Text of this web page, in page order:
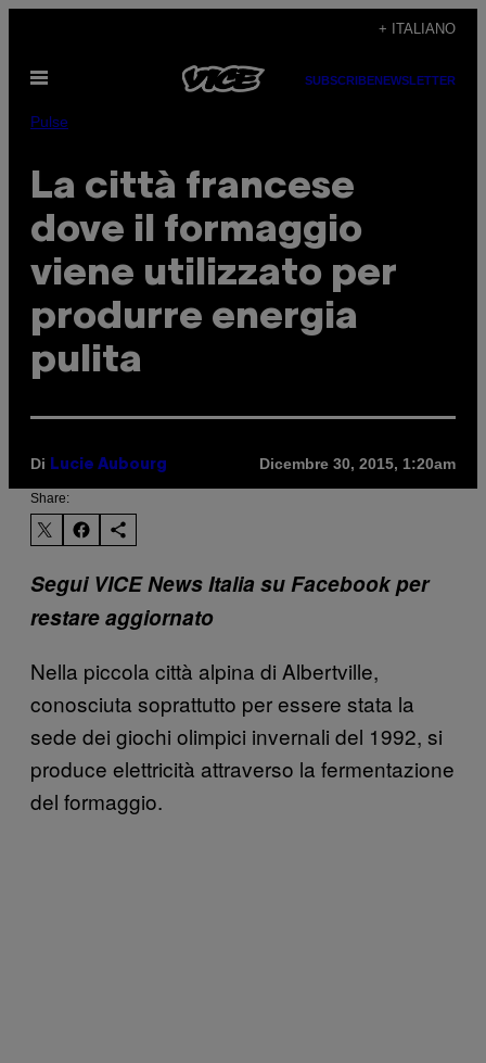
contenuto
+ ITALIANO
Apri
SUBSCRIBENEWSLETTER
Pulse
La città francese
dove il formaggio
viene utilizzato per
produrre energia
pulita
Di Lucie Aubourg Dicembre 30, 2015, 1:20am
Share:
Segui VICE News Italia su Facebook per
restare aggiornato
Nella piccola città alpina di Albertville,
conosciuta soprattutto per essere stata la
sede dei giochi olimpici invernali del 1992, si
produce elettricità attraverso la fermentazione
del formaggio.